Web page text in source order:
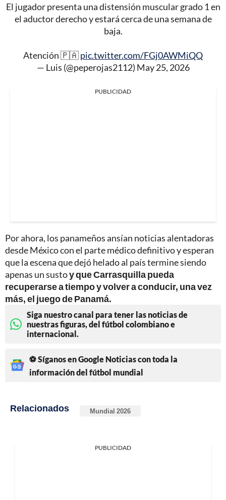
El jugador presenta una distensión muscular grado 1 en
el aductor derecho y estará cerca de una semana de
baja.
Atención 🇵🇦pic.twitter.com/FGj0AWMiQQ
— Luis (@peperojas2112) May 25, 2026
PUBLICIDAD
Por ahora, los panameños ansían noticias alentadoras
desde México con el parte médico definitivo y esperan
que la escena que dejó helado al país termine siendo
apenas un sustoy que Carrasquilla pueda
recuperarse a tiempo y volver a conducir, una vez
más, el juego de Panamá.
Siga nuestro canal para tener las noticias de
nuestras figuras, del fútbol colombiano e
internacional.
⚽ Síganos en Google Noticias con toda la
información del fútbol mundial
Relacionados Mundial 2026
PUBLICIDAD